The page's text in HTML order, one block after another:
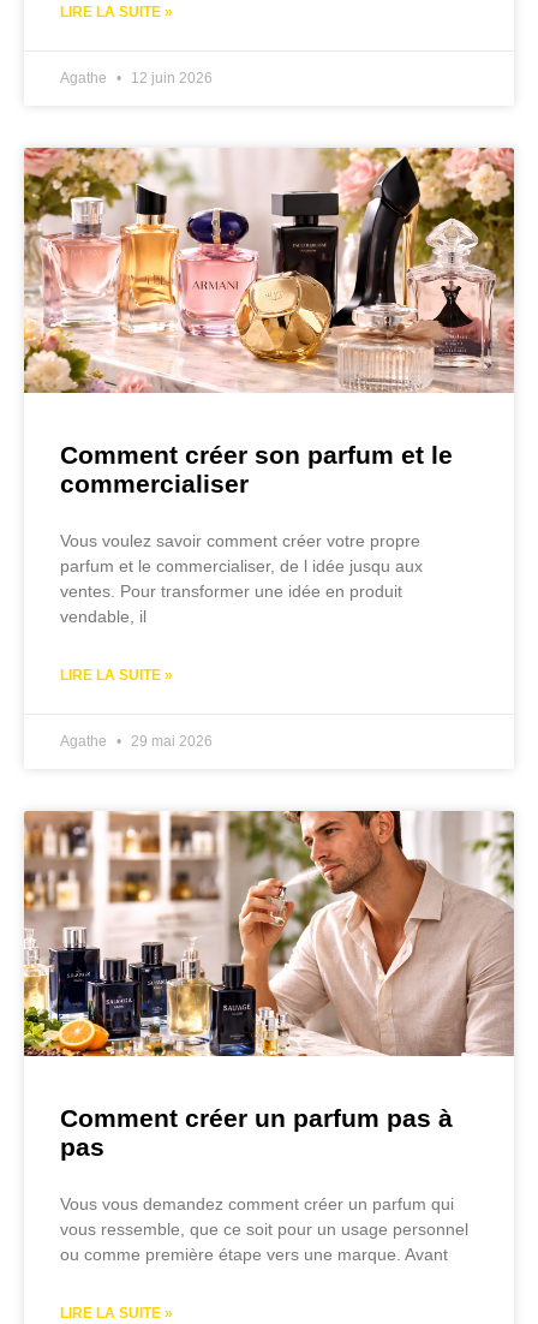
LIRE LA SUITE »
Agathe 12 juin 2026
Comment créer son parfum et le
commercialiser
Vous voulez savoir comment créer votre propre
parfum et le commercialiser, de l idée jusqu aux
ventes. Pour transformer une idée en produit
vendable, il
LIRE LA SUITE »
Agathe 29 mai 2026
Comment créer un parfum pas à
pas
Vous vous demandez comment créer un parfum qui
vous ressemble, que ce soit pour un usage personnel
ou comme première étape vers une marque. Avant
LIRE LA SUITE »